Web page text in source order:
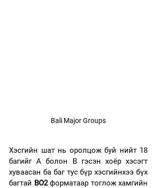
Bali Major Groups
Хэсгийн шат нь оролцож буй нийт 18
багийг A болон B гэсэн хоёр хэсэгт
хуваасан ба баг тус бүр хэсгийнхээ бүх
багтай BO2 форматаар тоглож хамгийн